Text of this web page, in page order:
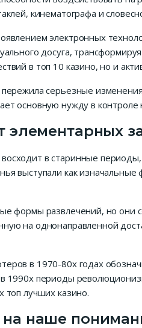
кинематографа и
электронных
досуга,
в топ 10 казино, но и
пережила серьезные
основную нужду в
элементарных
в старинные периоды,
выступали как
формы развлечений, но
на однонаправленной
в 1970-80х годах
периоды
топ лучших казино.
наше